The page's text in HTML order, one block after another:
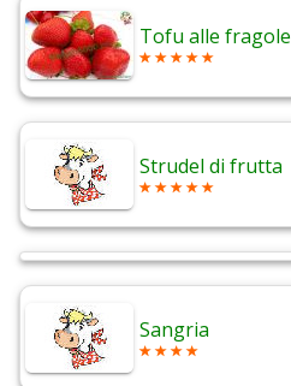
Tofu alle fragole
Strudel di frutta
Sangria